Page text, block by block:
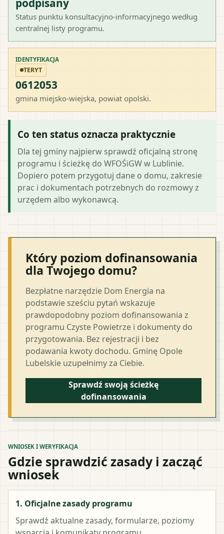
Status punktu konsultacyjno-informacyjnego według
centralnej listy programu.
IDENTYFIKACJA
TERYT
0612053
gmina miejsko-wiejska, powiat opolski.
Co ten status oznacza praktycznie
Dla tej gminy najpierw sprawdź oficjalną stronę
programu i ścieżkę do WFOŚiGW w Lublinie.
Dopiero potem przygotuj dane o domu, zakresie
prac i dokumentach potrzebnych do rozmowy z
urzędem albo wykonawcą.
Który poziom dofinansowania
dla Twojego domu?
Bezpłatne narzędzie Dom Energia na
podstawie sześciu pytań wskazuje
prawdopodobny poziom dofinansowania z
programu Czyste Powietrze i dokumenty do
przygotowania. Bez rejestracji i bez
podawania kwoty dochodu. Gminę Opole
Lubelskie uzupełnimy za Ciebie.
Sprawdź swoją ścieżkę
dofinansowania
WNIOSEK I WERYFIKACJA
Gdzie sprawdzić zasady i zacząć
wniosek
1. Oficjalne zasady programu
Sprawdź aktualne zasady, formularze, poziomy